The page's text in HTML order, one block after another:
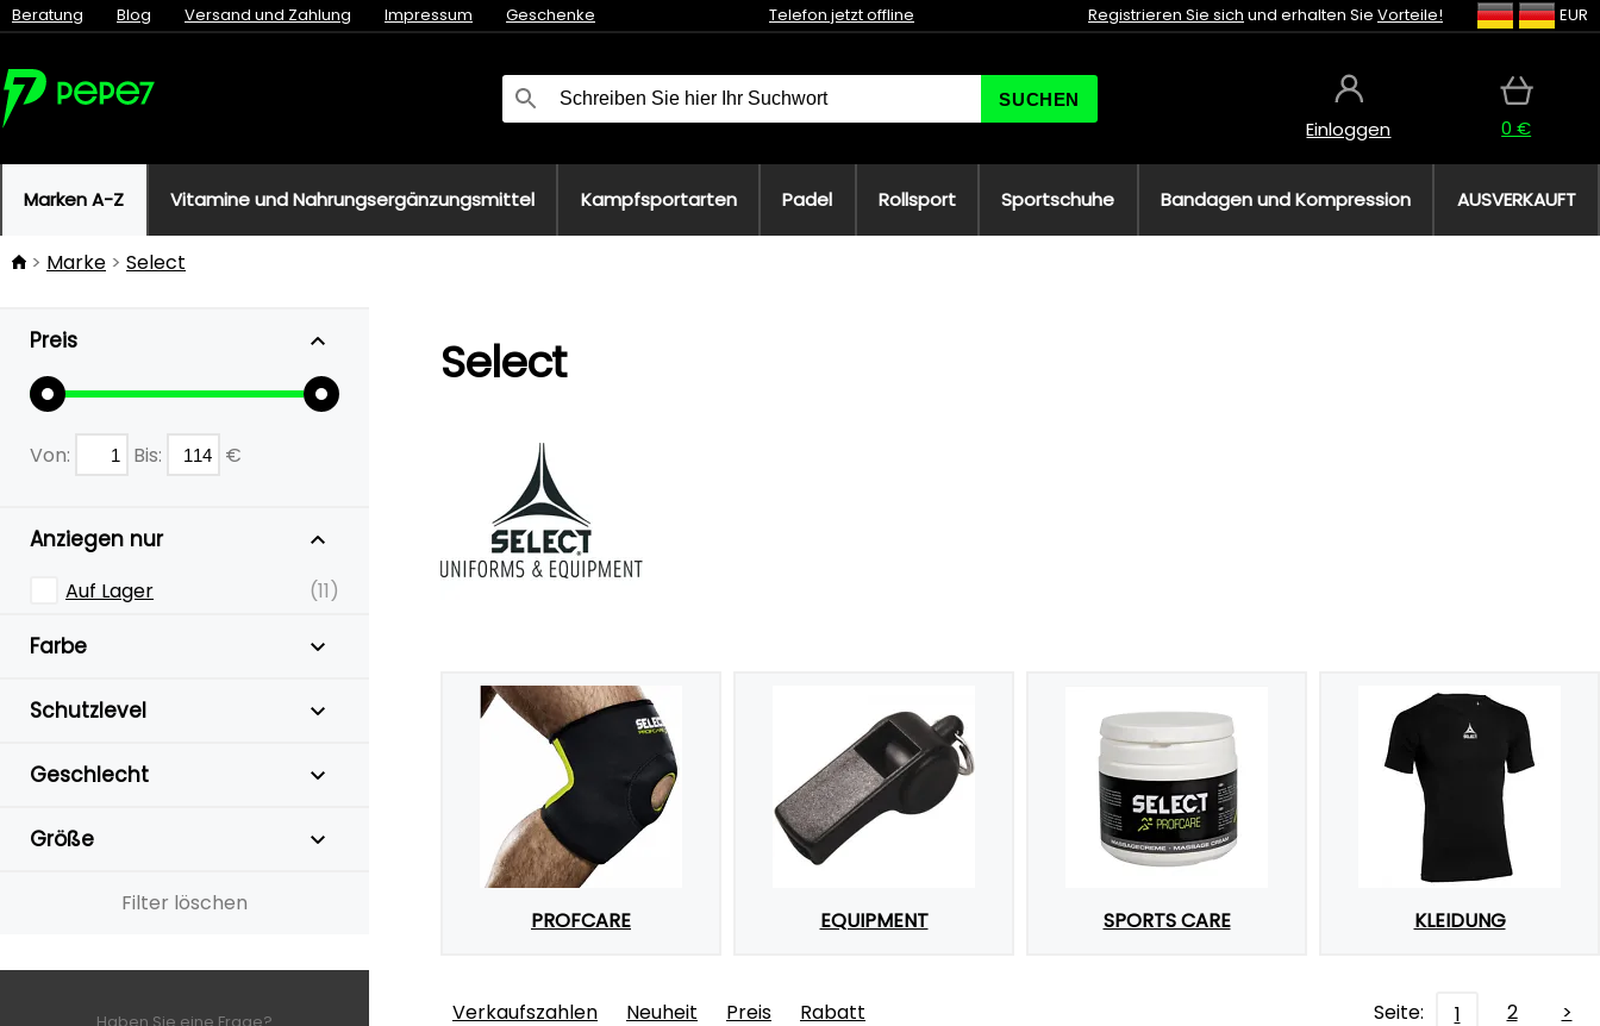
Beratung Blog Versand und Zahlung Impressum Geschenke Telefon jetzt offline Registrieren Sie sich und erhalten Sie Vorteile! EUR
SUCHEN
Einloggen 0 €
Marken A-Z Vitamine und Nahrungsergänzungsmittel Kampfsportarten Padel Rollsport Sportschuhe Bandagen und Kompression AUSVERKAUFT
Marke Select
Preis
Von: Bis: €
Anziegen nur
Auf Lager (11)
Farbe
Schutzlevel
Geschlecht
Größe
Filter löschen
Select
PROFCARE EQUIPMENT SPORTS CARE KLEIDUNG
Verkaufszahlen Neuheit Preis Rabatt Seite: 1 2
>